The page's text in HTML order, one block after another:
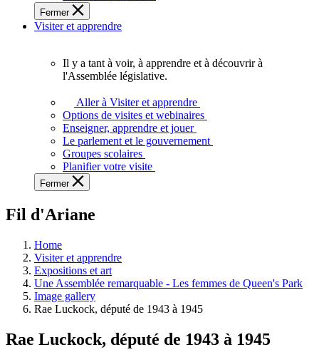
a
besoin
de
Fermer
Visiter et apprendre
voir,
apprendre
et
à
à
législative.
Il y a tant à voir, à apprendre et à découvrir à
l'Assemblée législative.
Aller à Visiter et apprendre
Options de visites et webinaires
Enseigner, apprendre et jouer
Le parlement et le gouvernement
Groupes scolaires
Planifier votre visite
Fermer
Fil d'Ariane
Home
Visiter et apprendre
Expositions et art
Une Assemblée remarquable - Les femmes de Queen's Park
Image gallery
Rae Luckock, député de 1943 à 1945
Rae Luckock, député de 1943 à 1945